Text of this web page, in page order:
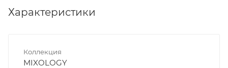
Характеристики
Коллекция
MIXOLOGY